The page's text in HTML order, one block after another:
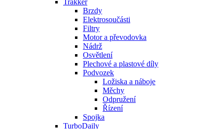
Trakker
Brzdy
Elektrosoučásti
Filtry
Motor a převodovka
Nádrž
Osvětlení
Plechové a plastové díly
Podvozek
Ložiska a náboje
Měchy
Odpružení
Řízení
Spojka
TurboDaily